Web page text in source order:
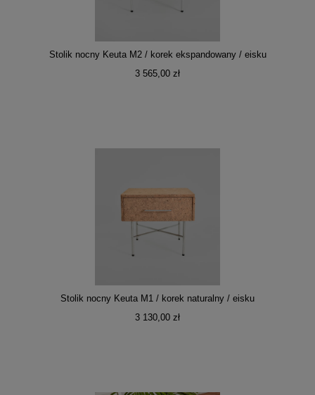
Stolik nocny Keuta M2 / korek ekspandowany / eisku
3 565,00 zł
Stolik nocny Keuta M1 / korek naturalny / eisku
3 130,00 zł